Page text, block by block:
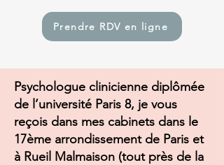
Prendre RDV en ligne
Psychologue clinicienne diplômée
de l’université Paris 8, je vous
reçois dans mes cabinets dans le
17ème arrondissement de Paris et
à Rueil Malmaison (tout près de la